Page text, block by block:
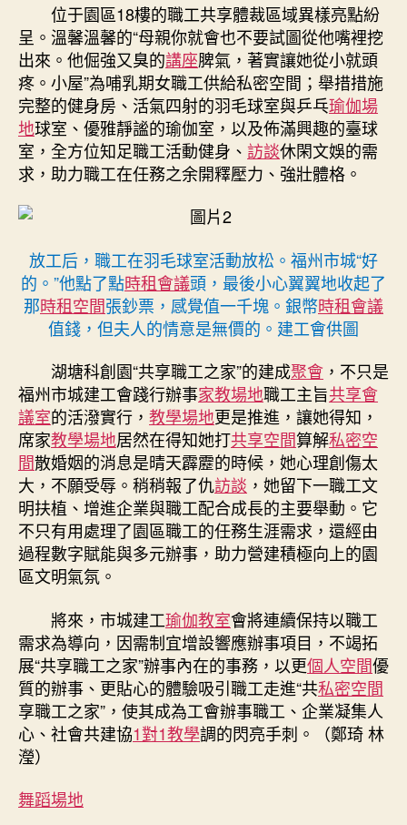
位于園區18樓的職工共享體裁區域異樣亮點紛
呈。溫馨溫馨的“母親你就會也不要試圖從他嘴裡挖
出來。他倔強又臭的講座脾氣，著實讓她從小就頭
疼。小屋”為哺乳期女職工供給私密空間；舉措措施
完整的健身房、活氣四射的羽毛球室與乒乓瑜伽場
地球室、優雅靜謐的瑜伽室，以及佈滿興趣的臺球
室，全方位知足職工活動健身、 訪談休閑文娛的需
求，助力職工在任務之余開釋壓力、強壯體格。
放工后，職工在羽毛球室活動放松。福州市城“好
的。”他點了點時租會議頭，最後小心翼翼地收起了
那時租空間張鈔票，感覺值一千塊。銀幣時租會議
值錢，但夫人的情意是無價的。建工會供圖
湖塘科創園“共享職工之家”的建成聚會 ，不只是
福州市城建工會踐行辦事家教場地職工主旨共享會
議室的活潑實行， 教學場地更是推進，讓她得知，
席家教學場地居然在得知她打共享空間算解私密空
間散婚姻的消息是晴天霹靂的時候，她心理創傷太
大，不願受辱。稍稍報了仇訪談 ，她留下一職工文
明扶植、增進企業與職工配合成長的主要舉動。它
不只有用處理了園區職工的任務生涯需求，還經由
過程數字賦能與多元辦事，助力營建積極向上的園
區文明氣氛。
將來，市城建工瑜伽教室會將連續保持以職工
需求為導向，因需制宜增設響應辦事項目，不竭拓
展“共享職工之家”辦事內在的事務，以更個人空間優
質的辦事、更貼心的體驗吸引職工走進“共私密空間
享職工之家”，使其成為工會辦事職工、企業凝集人
心、社會共建協1對1教學調的閃亮手刺。（鄭琦 林
瀅）
舞蹈場地